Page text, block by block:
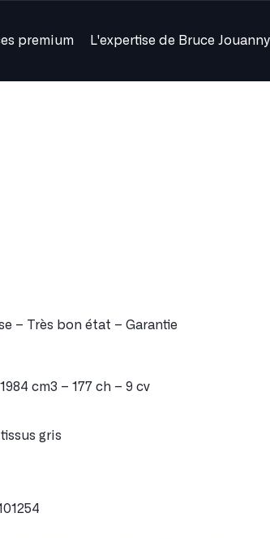
premium L'expertise de Bruce Jouanny
– Très bon état – Garantie
cm3 – 177 ch – 9 cv
gris